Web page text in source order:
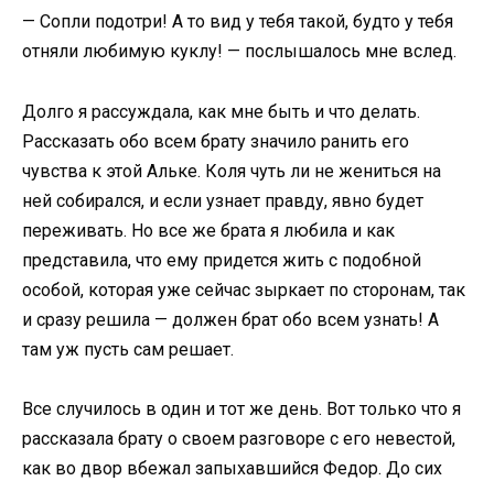
— Сопли подотри! А то вид у тебя такой, будто у тебя
отняли любимую куклу! — послышалось мне вслед.
Долго я рассуждала, как мне быть и что делать.
Рассказать обо всем брату значило ранить его
чувства к этой Альке. Коля чуть ли не жениться на
ней собирался, и если узнает правду, явно будет
переживать. Но все же брата я любила и как
представила, что ему придется жить с подобной
особой, которая уже сейчас зыркает по сторонам, так
и сразу решила — должен брат обо всем узнать! А
там уж пусть сам решает.
Все случилось в один и тот же день. Вот только что я
рассказала брату о своем разговоре с его невестой,
как во двор вбежал запыхавшийся Федор. До сих